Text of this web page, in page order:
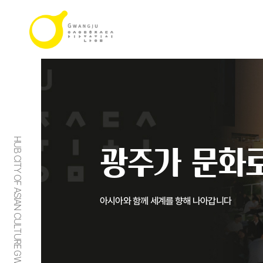
HUB CITY OF ASIAN CULTURE GWANGJU 광주가 문화
아시아와 함께 세계를 향해 나아갑니다